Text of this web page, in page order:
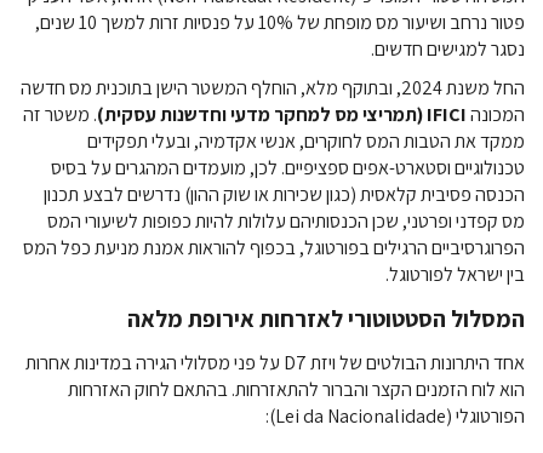
פטור נרחב ושיעור מס מופחת של 10% על פנסיות זרות למשך 10 שנים,
נסגר למגישים חדשים.
החל משנת 2024, ובתוקף מלא, הוחלף המשטר הישן בתוכנית מס חדשה
המכונהIFICI (תמריצי מס למחקר מדעי וחדשנות עסקית)
. משטר זה
ממקד את הטבות המס לחוקרים, אנשי אקדמיה, ובעלי תפקידים
טכנולוגיים וסטארט-אפים ספציפיים. לכן, מועמדים המהגרים על בסיס
הכנסה פסיבית קלאסית (כגון שכירות או שוק ההון) נדרשים לבצע תכנון
מס קפדני ופרטני, שכן הכנסותיהם עלולות להיות כפופות לשיעורי המס
הפרוגרסיביים הרגילים בפורטוגל, בכפוף להוראות אמנת מניעת כפל המס
בין ישראל לפורטוגל.
המסלול הסטטוטורי לאזרחות אירופת מלאה
אחד היתרונות הבולטים של ויזת D7 על פני מסלולי הגירה במדינות אחרות
הוא לוח הזמנים הקצר והברור להתאזרחות. בהתאם לחוק האזרחות
הפורטוגלי (Lei da Nacionalidade):